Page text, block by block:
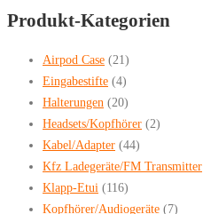
Produkt-Kategorien
Airpod Case (21)
Eingabestifte (4)
Halterungen (20)
Headsets/Kopfhörer (2)
Kabel/Adapter (44)
Kfz Ladegeräte/FM Transmitter
Klapp-Etui (116)
Kopfhörer/Audiogeräte (7)